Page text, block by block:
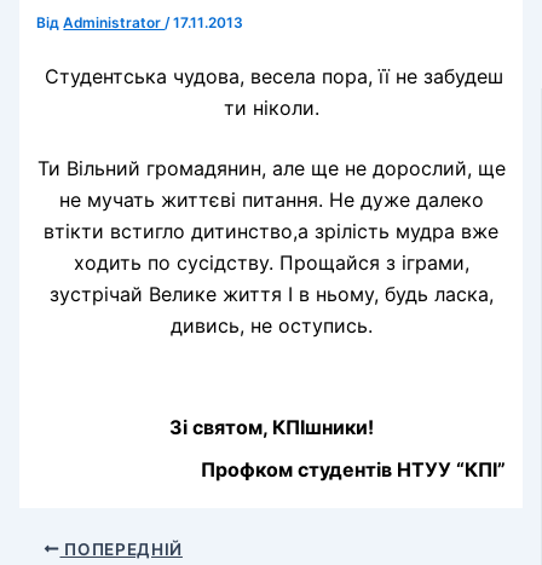
ВідAdministrator/17.11.2013
Студентська чудова, весела пора, її не забудеш
ти ніколи.
Ти Вільний громадянин, але ще не дорослий, ще
не мучать життєві питання. Не дуже далеко
втікти встигло дитинство,а зрілість мудра вже
ходить по сусідству. Прощайся з іграми,
зустрічай Велике життя І в ньому, будь ласка,
дивись, не оступись.
Зі святом, КПІшники!
Профком студентів НТУУ “КПІ”
ПОПЕРЕДНІЙ